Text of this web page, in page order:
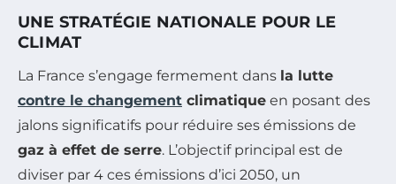
UNE STRATÉGIE NATIONALE POUR LE
CLIMAT
La France s’engage fermement dans la lutte
contre le changement climatique en posant des
jalons significatifs pour réduire ses émissions de
gaz à effet de serre. L’objectif principal est de
diviser par 4 ces émissions d’ici 2050, un